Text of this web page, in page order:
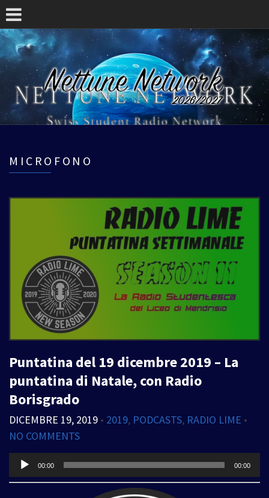
MICROFONO
Puntatina del 19 dicembre 2019 – La
puntatina di Natale, con Radio
Borisgrado
DICEMBRE 19, 2019 • 2019, PODCASTS, RADIO LIME •
NO COMMENTS
Audio
Player
00:00 00:00